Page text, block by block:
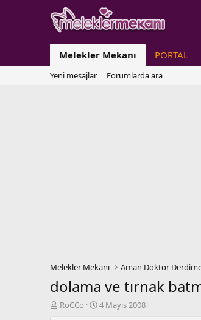
Melekler Mekanı PORTAL
Yeni mesajlar Forumlarda ara
Melekler Mekanı Aman Doktor
dolama ve tırnak
K
RoCCo
B
4 Mayıs 2008